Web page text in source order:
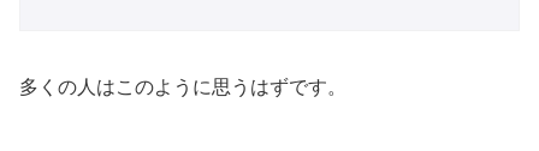
多くの人はこのように思うはずです。